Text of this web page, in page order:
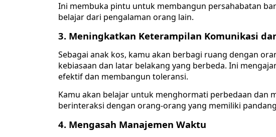
Ini membuka pintu untuk membangun persahabatan
belajar dari pengalaman orang lain.
3. Meningkatkan Keterampilan Komunikasi
Sebagai anak kos, kamu akan berbagi ruang dengan
kebiasaan dan latar belakang yang berbeda. Ini
efektif dan membangun toleransi.
Kamu akan belajar untuk menghormati perbedaan dan
berinteraksi dengan orang-orang yang memiliki
4. Mengasah Manajemen Waktu